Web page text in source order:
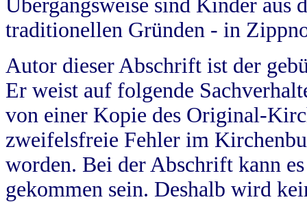
Übergangsweise sind Kinder aus
traditionellen Gründen - in
Autor dieser Abschrift ist der
Er weist auf folgende
von einer Kopie des Original-
zweifelsfreie Fehler im
worden. Bei der Abschrift kann
gekommen sein. Deshalb wird